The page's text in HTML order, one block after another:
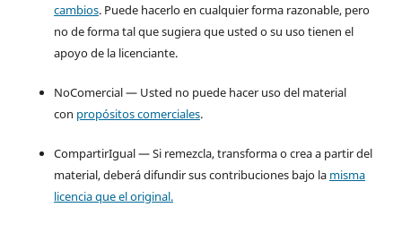
cambios. Puede hacerlo en cualquier forma razonable, pero
no de forma tal que sugiera que usted o su uso tienen el
apoyo de la licenciante.
NoComercial — Usted no puede hacer uso del material
con propósitos comerciales.
CompartirIgual — Si remezcla, transforma o crea a partir del
material, deberá difundir sus contribuciones bajo la misma
licencia que el original.